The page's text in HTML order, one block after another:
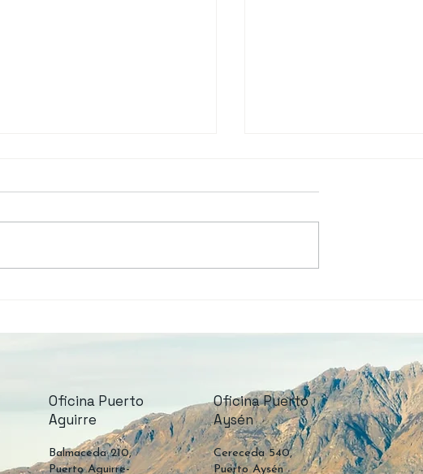
Bravo en 2026
nueva conexión Puerto
Chacabuco en 2026
Balmaceda 210,
Puerto Aguirre-
Oficina Puerto
Aguirre
Cereceda 540,
Puerto Aysén
Oficina Puerto
Aysén